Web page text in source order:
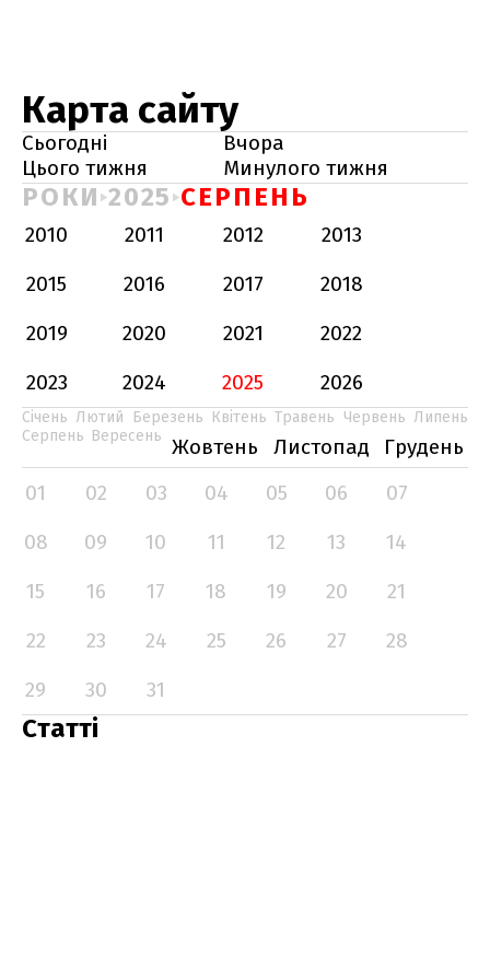
Карта сайту
Сьогодні
Вчора
Цього тижня
Минулого тижня
РОКИ 2025 СЕРПЕНЬ
2010 2011 2012
2013
2015
2016 2017
2018
2019
2020 2021
2022
2023
2024 2025 2026
Січень Лютий Березень Квітень Травень Червень Липень
Серпень Вересень Жовтень Листопад
Грудень
01
02 03 04 05 06
07
08
09 10 11 12 13
14
15
16 17 18 19 20
21
22
23 24 25 26 27
28
29
30 31
Статті